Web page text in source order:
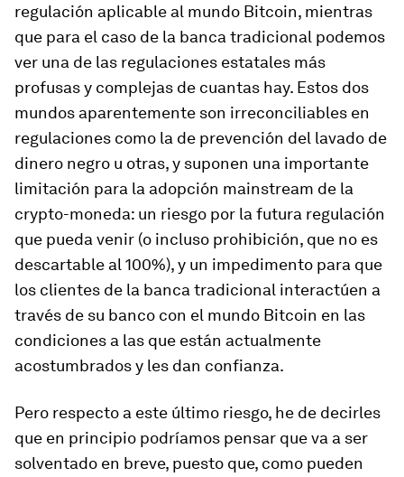
regulación aplicable al mundo Bitcoin, mientras
que para el caso de la banca tradicional podemos
ver una de las regulaciones estatales más
profusas y complejas de cuantas hay. Estos dos
mundos aparentemente son irreconciliables en
regulaciones como la de prevención del lavado de
dinero negro u otras, y suponen una importante
limitación para la adopción mainstream de la
crypto-moneda: un riesgo por la futura regulación
que pueda venir (o incluso prohibición, que no es
descartable al 100%), y un impedimento para que
los clientes de la banca tradicional interactúen a
través de su banco con el mundo Bitcoin en las
condiciones a las que están actualmente
acostumbrados y les dan confianza.
Pero respecto a este último riesgo, he de decirles
que en principio podríamos pensar que va a ser
solventado en breve, puesto que, como pueden